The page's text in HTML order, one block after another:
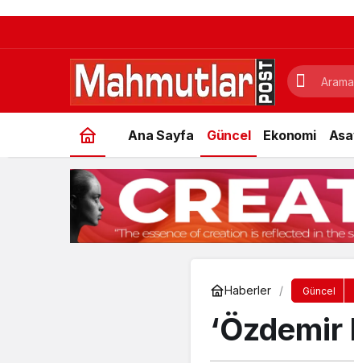
Ana Sayfa Güncel Ekonomi
Haberler Güncel
‘Özdemir